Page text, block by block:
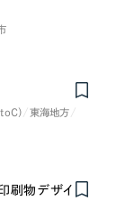
）
東海地方
刷物デザイ